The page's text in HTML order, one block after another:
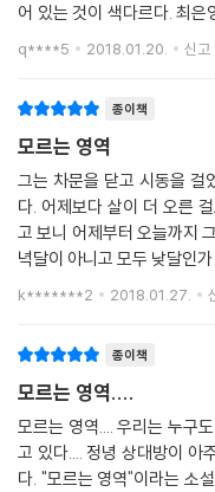
어 있는 것이 색다르다. 최
하고 난 뒤로 특유의 감성
여 영어독해까지 해볼까
q****5 2018.01.20. 신고
종이책
모르는 영역
그는 차문을 닫고 시동을 걸
다. 어제보다 살이 더 오른
고 보니 어제부터 오늘까지
녁달이 아니고 모두 낮달인
생각했다. 해는 늘 낮달만 만
k*******2 2018.01.27.
종이책
모르는 영역....
모르는 영역.... 우리는 누구
고 있다.... 정녕 상대방이 아
다. "모르는 영역"이라는 소